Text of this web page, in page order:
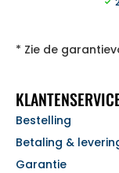
* Zie de
Bestelling
Betaling &
Garantie